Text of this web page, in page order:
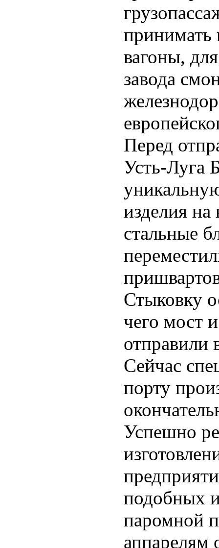
принимать
вагоны,
завода
Перед
Усть-Луга
изделия
стальные
Стыковку
чего мост
отправили
Сейчас
порту
Успешно
подобных
паромной
аппарелям